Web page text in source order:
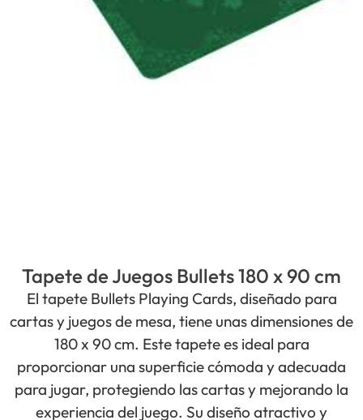
Tapete de Juegos Bullets 180 x 90 cm
El tapete Bullets Playing Cards, diseñado para
cartas y juegos de mesa, tiene unas dimensiones de
180 x 90 cm. Este tapete es ideal para
proporcionar una superficie cómoda y adecuada
para jugar, protegiendo las cartas y mejorando la
experiencia del juego. Su diseño atractivo y